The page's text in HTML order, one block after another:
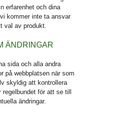
erfarenhet och dina
kommer inte ta ansvar
val av produkt.
ÄNDRINGAR
sida och alla andra
på webbplatsen när som
skyldig att kontrollera
för att se till
ändringar.